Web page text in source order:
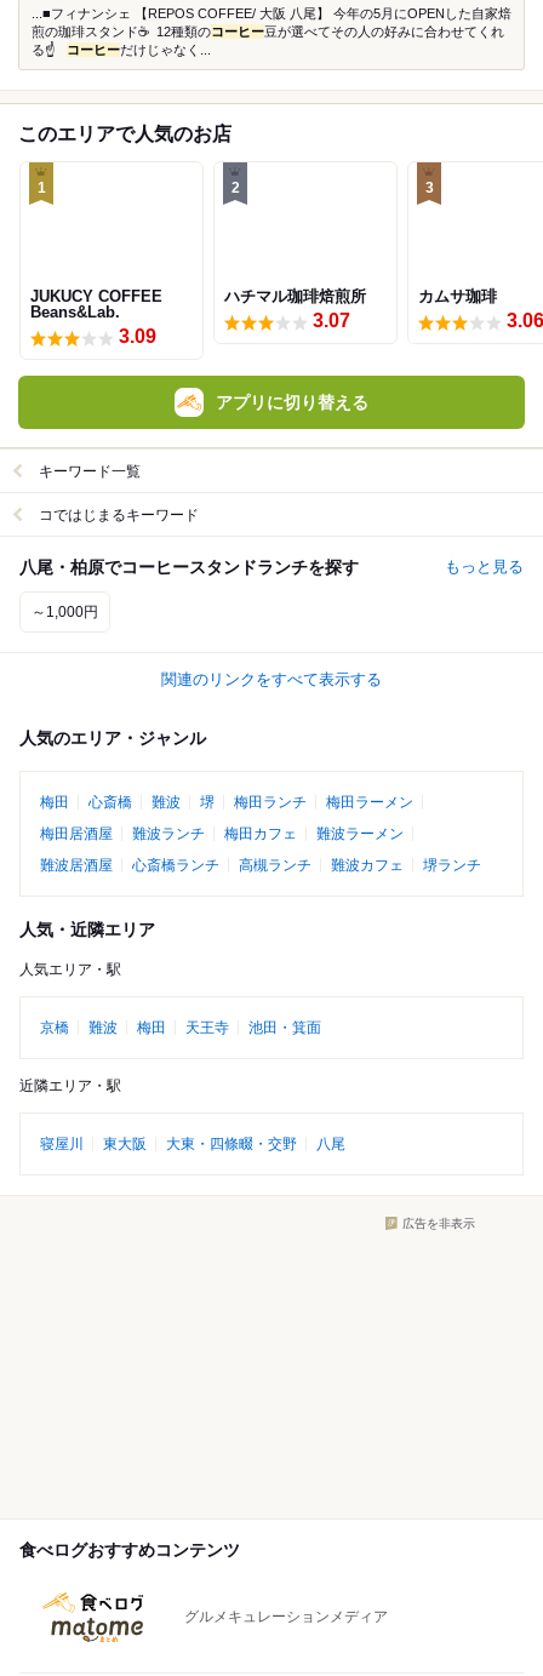
...■フィナンシェ 【REPOS COFFEE/ 大阪 八尾】 今年の5月にOPENした自家焙
煎の珈琲スタンド☕️ ⁡ 12種類のコーヒー豆が選べてその人の好みに合わせてくれ
る☝️ ⁡ ⁡ コーヒーだけじゃなく...
このエリアで人気のお店
1
JUKUCY COFFEE
Beans&Lab.
3.09
2
ハチマル珈琲焙煎所
3.07
3
カムサ珈琲
3.06
アプリに切り替える
キーワード一覧
コではじまるキーワード
八尾・柏原でコーヒースタンドランチを探す もっと見る
～1,000円
関連のリンクをすべて表示する
人気のエリア・ジャンル
梅田 心斎橋 難波 堺 梅田ランチ
梅田ラーメン
梅田居酒屋
難波ランチ 梅田カフェ
難波ラーメン
難波居酒屋
心斎橋ランチ 高槻ランチ 難波カフェ 堺ランチ
人気・近隣エリア
人気エリア・駅
京橋 難波 梅田 天王寺 池田・箕面
近隣エリア・駅
寝屋川 東大阪 大東・四條畷・交野 八尾
広告を非表示
食べログおすすめコンテンツ
グルメキュレーションメディア